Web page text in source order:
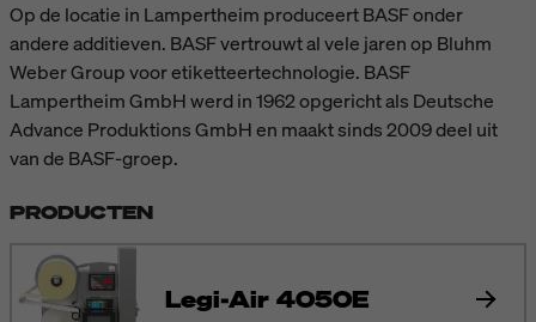
Op de locatie in Lampertheim produceert BASF onder
andere additieven. BASF vertrouwt al vele jaren op Bluhm
Weber Group voor etiketteertechnologie. BASF
Lampertheim GmbH werd in 1962 opgericht als Deutsche
Advance Produktions GmbH en maakt sinds 2009 deel uit
van de BASF-groep.
PRODUCTEN
Legi-Air 4050E